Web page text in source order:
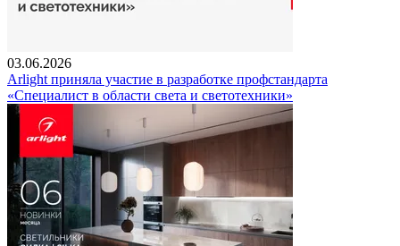
03.06.2026
Arlight приняла участие в разработке профстандарта
«Специалист в области света и светотехники»